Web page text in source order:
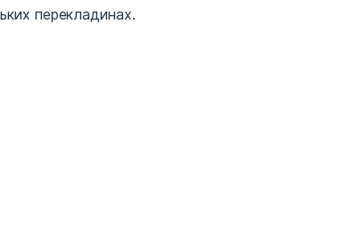
перекладинах.